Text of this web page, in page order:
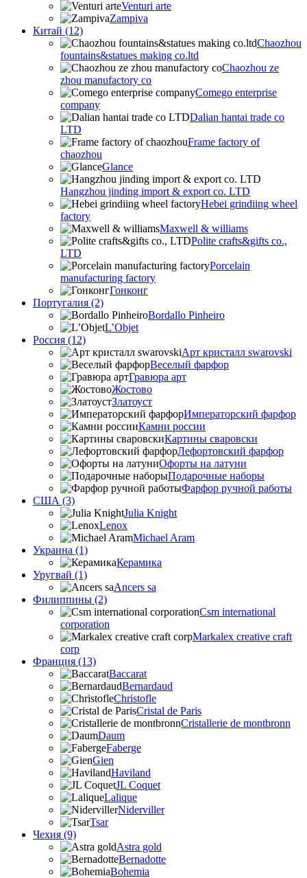
Venturi arte
Zampiva
Китай (12)
Chaozhou
fountains&statues making co.ltd
Chaozhou ze
zhou manufactory co
Comego enterprise
company
Dalian hantai trade co
LTD
Frame factory of
chaozhou
Glance
Hangzhou jinding import & export co. LTD
Hebei grindiing wheel
factory
Maxwell & williams
Polite crafts&gifts co.,
LTD
Porcelain
manufacturing factory
Гонконг
Португалия (2)
Bordallo Pinheiro
L’Objet
Россия (12)
Арт кристалл swarovski
Веселый фарфор
Гравюра арт
Жостово
Златоуст
Императорский фарфор
Камни россии
Картины сваровски
Лефортовский фарфор
Офорты на латуни
Подарочные наборы
Фарфор ручной работы
США (3)
Julia Knight
Lenox
Michael Aram
Украина (1)
Керамика
Уругвай (1)
Ancers sa
Филиппины (2)
Csm international
corporation
Markalex creative craft
corp
Франция (13)
Baccarat
Bernardaud
Christofle
Cristal de Paris
Cristallerie de montbronn
Daum
Faberge
Gien
Haviland
JL Coquet
Lalique
Niderviller
Tsar
Чехия (9)
Astra gold
Bernadotte
Bohemia